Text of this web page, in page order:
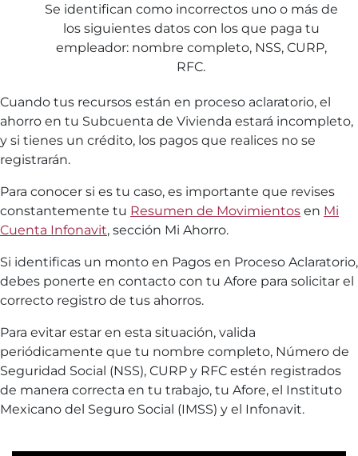
Se identifican como incorrectos uno o más de
los siguientes datos con los que paga tu
empleador: nombre completo, NSS, CURP,
RFC.
Cuando tus recursos están en proceso aclaratorio, el
ahorro en tu Subcuenta de Vivienda estará incompleto,
y si tienes un crédito, los pagos que realices no se
registrarán.
Para conocer si es tu caso, es importante que revises
constantemente tu Resumen de Movimientos en Mi
Cuenta Infonavit, sección Mi Ahorro.
Si identificas un monto en Pagos en Proceso Aclaratorio,
debes ponerte en contacto con tu Afore para solicitar el
correcto registro de tus ahorros.
Para evitar estar en esta situación, valida
periódicamente que tu nombre completo, Número de
Seguridad Social (NSS), CURP y RFC estén registrados
de manera correcta en tu trabajo, tu Afore, el Instituto
Mexicano del Seguro Social (IMSS) y el Infonavit.